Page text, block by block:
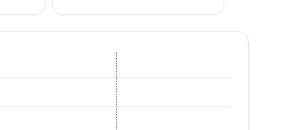
offers-disclaimer. ค้นหาข้อเสนอ
view-offers-disclaimer. ค้นหาข้อเสนอ
cmp-view-offers-disclaimer. ค้นหาข้อเสนอ
cmp-view-offers-disclaimer. ค้นหาข้อเสนอ
ATQ–LGK: cmp-view-offers-disclaimer. ค้นหาข้อเสนอ
ATQ–LGK: cmp-view-offers-disclaimer. ค้นหาข้อเสนอ
ATQ–LGK: cmp-view-offers-disclaimer. ค้นหาข้อเสนอ
ATQ–LGK: cmp-view-offers-disclaimer. ค้นหาข้อเสนอ
ATQ–LGK: cmp-view-offers-disclaimer. ค้นหาข้อเสนอ
ATQ–LGK: cmp-view-offers-disclaimer. ค้นหาข้อเสนอ
ATQ–LGK: cmp-view-offers-disclaimer. ค้นหาข้อเสนอ